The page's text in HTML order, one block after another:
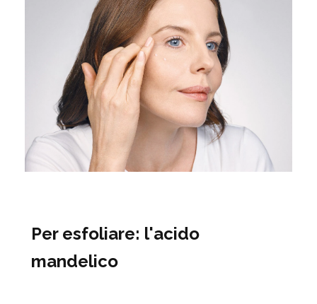
Per esfoliare: l'acido
mandelico